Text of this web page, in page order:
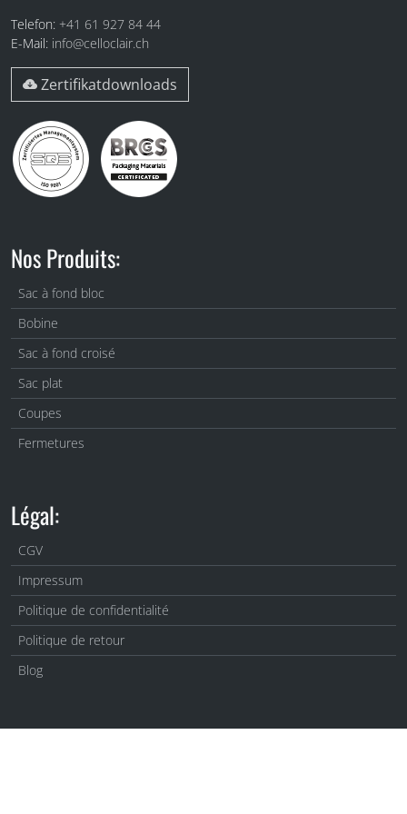
Telefon: +41 61 927 84 44
E-Mail: info@celloclair.ch
Zertifikatdownloads
Nos Produits:
Sac à fond bloc
Bobine
Sac à fond croisé
Sac plat
Coupes
Fermetures
Légal:
CGV
Impressum
Politique de confidentialité
Politique de retour
Blog